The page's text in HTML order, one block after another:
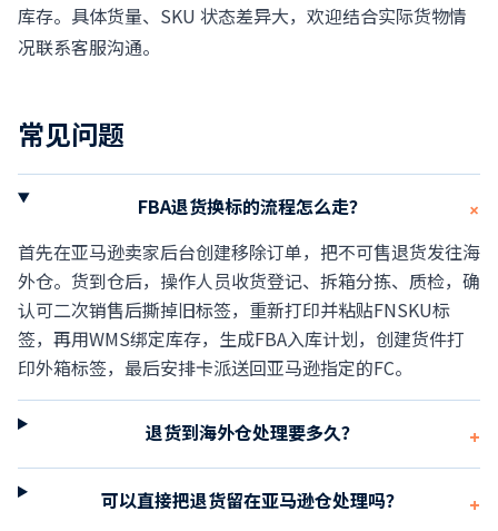
库存。具体货量、SKU 状态差异大，欢迎结合实际货物情
况联系客服沟通。
常见问题
FBA退货换标的流程怎么走？ +
首先在亚马逊卖家后台创建移除订单，把不可售退货发往海
外仓。货到仓后，操作人员收货登记、拆箱分拣、质检，确
认可二次销售后撕掉旧标签，重新打印并粘贴FNSKU标
签，再用WMS绑定库存，生成FBA入库计划，创建货件打
印外箱标签，最后安排卡派送回亚马逊指定的FC。
退货到海外仓处理要多久？ +
可以直接把退货留在亚马逊仓处理吗？ +